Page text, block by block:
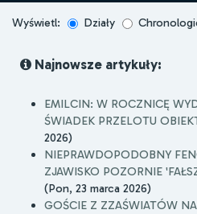
Wyświetl: Działy
Najnowsze artykuły:
EMILCIN: W ROCZNICĘ
ŚWIADEK PRZELOTU
2026)
NIEPRAWDOPODOBNY
ZJAWISKO POZORNIE
(Pon, 23 marca 2026)
GOŚCIE Z ZZAŚWIATÓW